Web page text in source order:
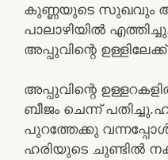
കുണ്ണയുടെ സുഖവും
പാലാഴിയിൽ
അപ്പുവിന്റെ
അപ്പുവിന്റെ
ബീജം ചെന്ന്
പുറത്തേക്കു വന്നപ്പോൾ
ഹരിയുടെ ചുണ്ടിൽ